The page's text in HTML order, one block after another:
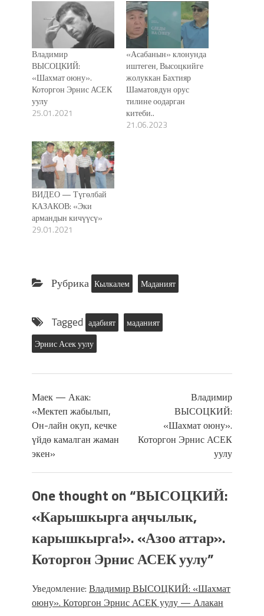
Владимир
ВЫСОЦКИЙ:
«Шахмат оюну».
Которгон Эрнис АСЕК
уулу
25.01.2021
«Асабанын» клонунда
иштеген, Высоцкийге
жолуккан Бахтияр
Шаматовдун орус
тилине оодарган
китеби..
21.06.2023
ВИДЕО — Түгөлбай
КАЗАКОВ: «Эки
армандын кичүүсү»
29.01.2021
Рубрика Кылкалем Маданият
Tagged адабият
маданият
Эрнис Асек уулу
Маек — Акак:
«Мектеп жабылып,
Он-лайн окуп, кечке
үйдө камалган жаман
экен»
Владимир
ВЫСОЦКИЙ:
«Шахмат оюну».
Которгон Эрнис АСЕК
уулу
One thought on “ВЫСОЦКИЙ:
«Карышкырга аӊчылык,
карышкырга!». «Азоо аттар».
Которгон Эрнис АСЕК уулу”
Уведомление: Владимир ВЫСОЦКИЙ: «Шахмат
оюну». Которгон Эрнис АСЕК уулу — Алакан